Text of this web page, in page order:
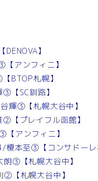
】
アンフィニ】
BTOP札幌】
【SC釧路】
③【札幌大谷中】
【プレイフル函館】
アンフィニ】
本至③【コンサドーレ
③【札幌大谷中】
【札幌大谷中】